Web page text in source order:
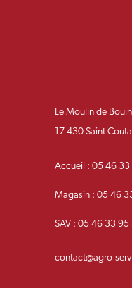
Le Moulin de
17 430 Saint
Accueil : 05 46 33
Magasin : 05 46
SAV : 05 46 33 95
contact@agro-